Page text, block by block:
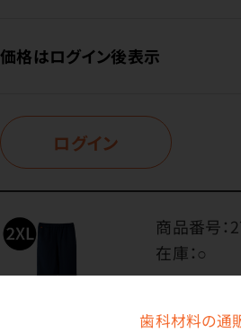
歯科材料の通
価格はログイン後表示
ログイン
商品番号：
在庫：○
色：
サイズ：